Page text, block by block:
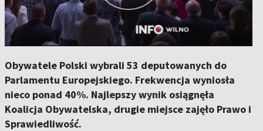
Obywatele Polski wybrali 53 deputowanych do
Parlamentu Europejskiego. Frekwencja wyniosła
nieco ponad 40%. Najlepszy wynik osiągnęła
Koalicja Obywatelska, drugie miejsce zajęło Prawo i
Sprawiedliwość.